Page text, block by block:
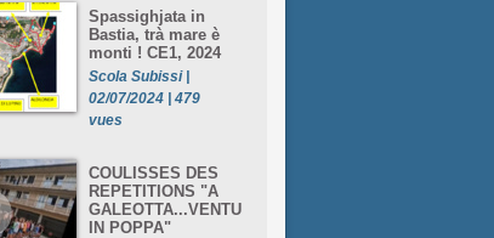
Spassighjata in
Bastia, trà mare è
monti ! CE1, 2024
Scola Subissi |
02/07/2024 | 479
vues
COULISSES DES
REPETITIONS "A
GALEOTTA...VENTU
IN POPPA"